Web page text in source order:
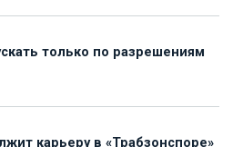
только по разрешениям
карьеру в «Трабзонспоре»